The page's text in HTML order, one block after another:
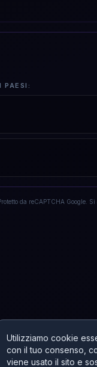
Utilizziamo cookie
con il tuo consenso,
viene usato il sito e
PAESI:
da reCAPTCHA Google.